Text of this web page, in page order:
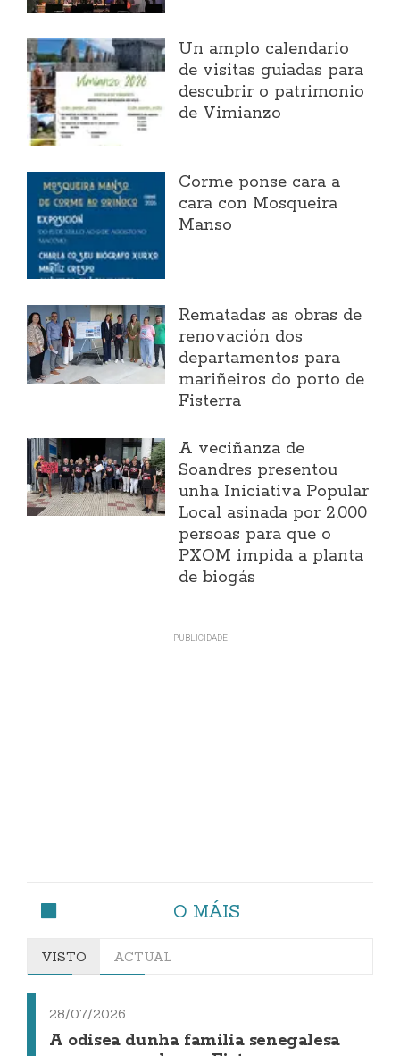
Un amplo calendario
de visitas guiadas para
descubrir o patrimonio
de Vimianzo
Corme ponse cara a
cara con Mosqueira
Manso
Rematadas as obras de
renovación dos
departamentos para
mariñeiros do porto de
Fisterra
A veciñanza de
Soandres presentou
unha Iniciativa Popular
Local asinada por 2.000
persoas para que o
PXOM impida a planta
de biogás
O MÁIS
VISTO ACTUAL
28/07/2026
A odisea dunha familia senegalesa